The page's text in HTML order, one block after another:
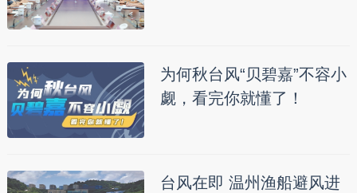
为何秋台风“贝碧嘉”不容小
觑，看完你就懂了！
台风在即 温州渔船避风进